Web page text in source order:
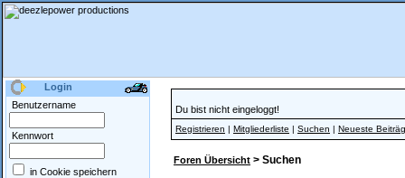
Login
Benutzername
Kennwort
in Cookie speichern
Du bist nicht eingeloggt!
Registrieren | Mitgliederliste | Suchen | Neueste
Foren Übersicht > Suchen